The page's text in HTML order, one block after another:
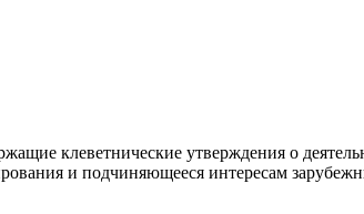
клеветнические утверждения о
и подчиняющееся интересам